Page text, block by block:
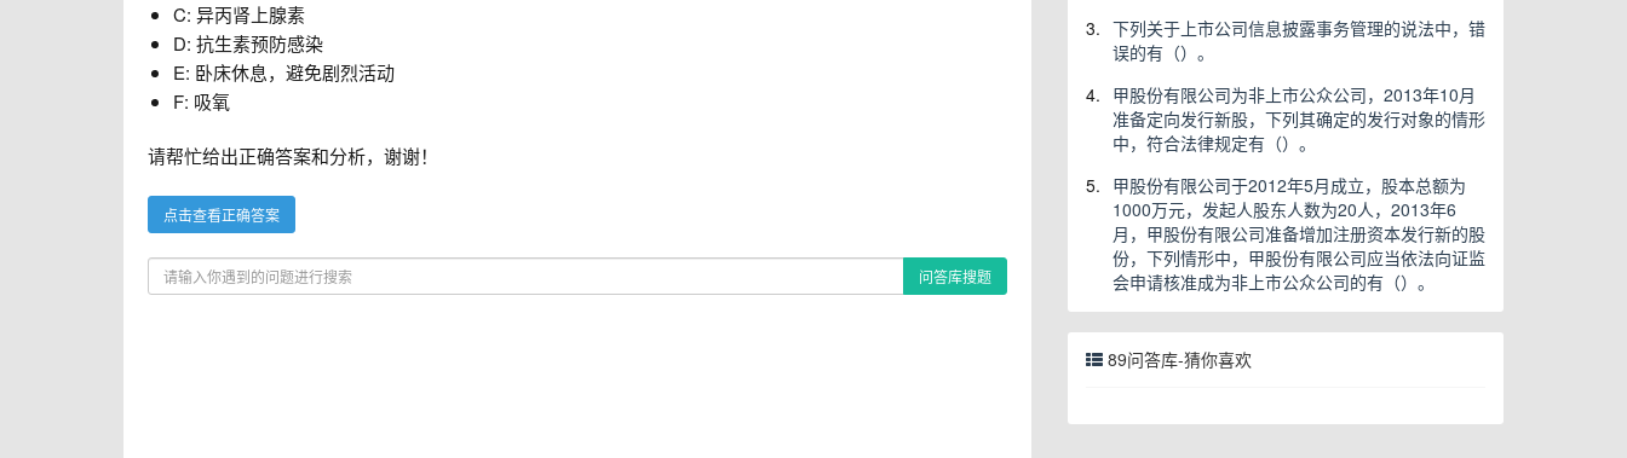
C: 异丙肾上腺素
D: 抗生素预防感染
E: 卧床休息，避免剧烈活动
F: 吸氧
请帮忙给出正确答案和分析，谢谢！
点击查看正确答案
问答库搜题
3. 下列关于上市公司信息披露事务管理的说法中，错
误的有（）。
4. 甲股份有限公司为非上市公众公司，2013年10月
准备定向发行新股，下列其确定的发行对象的情形
中，符合法律规定有（）。
5. 甲股份有限公司于2012年5月成立，股本总额为
1000万元，发起人股东人数为20人，2013年6
月，甲股份有限公司准备增加注册资本发行新的股
份，下列情形中，甲股份有限公司应当依法向证监
会申请核准成为非上市公众公司的有（）。
89问答库-猜你喜欢